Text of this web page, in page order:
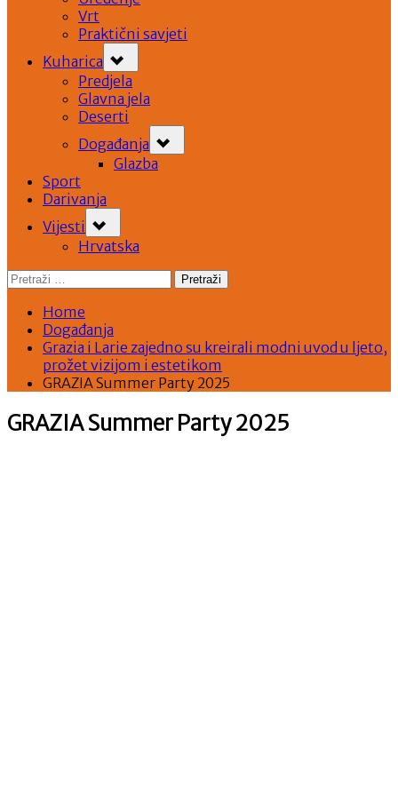
Vrt
Praktični savjeti
Kuharica
sub-
menu
Predjela
Glavna jela
Deserti
Događanja
sub-
menu
Glazba
Sport
Darivanja
Vijesti
sub-
menu
Hrvatska
Pretraži:
Home
Događanja
Grazia i Larie zajedno su kreirali modni uvod u ljeto,
prožet vizijom i estetikom
GRAZIA Summer Party 2025
GRAZIA Summer Party 2025